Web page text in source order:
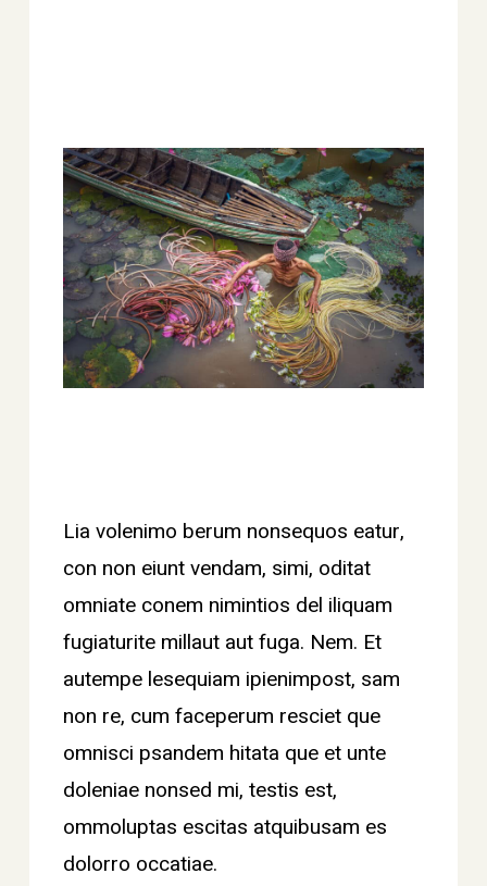
Lia volenimo berum nonsequos eatur,
con non eiunt vendam, simi, oditat
omniate conem nimintios del iliquam
fugiaturite millaut aut fuga. Nem. Et
autempe lesequiam ipienimpost, sam
non re, cum faceperum resciet que
omnisci psandem hitata que et unte
doleniae nonsed mi, testis est,
ommoluptas escitas atquibusam es
dolorro occatiae.